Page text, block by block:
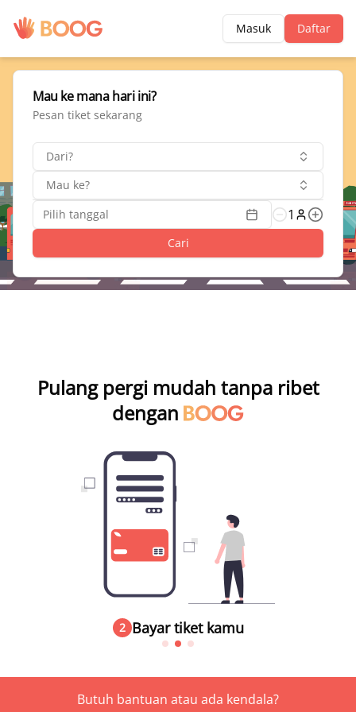
Masuk Daftar
Mau ke mana hari ini?
Pesan tiket sekarang
Dari?
Mau ke?
Pilih tanggal
1
Cari
Pulang pergi mudah tanpa ribet
dengan
2 Bayar tiket kamu
Butuh bantuan atau ada kendala?